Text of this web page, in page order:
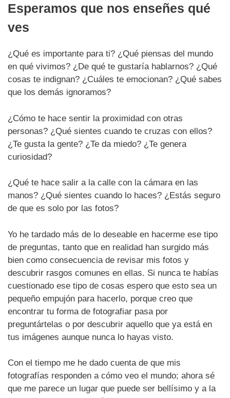
Esperamos que nos enseñes qué
ves
¿Qué es importante para ti? ¿Qué piensas del mundo
en qué vivimos? ¿De qué te gustaría hablarnos? ¿Qué
cosas te indignan? ¿Cuáles te emocionan? ¿Qué sabes
que los demás ignoramos?
¿Cómo te hace sentir la proximidad con otras
personas? ¿Qué sientes cuando te cruzas con ellos?
¿Te gusta la gente? ¿Te da miedo? ¿Te genera
curiosidad?
¿Qué te hace salir a la calle con la cámara en las
manos? ¿Qué sientes cuando lo haces? ¿Estás seguro
de que es solo por las fotos?
Yo he tardado más de lo deseable en hacerme ese tipo
de preguntas, tanto que en realidad han surgido más
bien como consecuencia de revisar mis fotos y
descubrir rasgos comunes en ellas. Si nunca te habías
cuestionado ese tipo de cosas espero que esto sea un
pequeño empujón para hacerlo, porque creo que
encontrar tu forma de fotografiar pasa por
preguntártelas o por descubrir aquello que ya está en
tus imágenes aunque nunca lo hayas visto.
Con el tiempo me he dado cuenta de que mis
fotografías responden a cómo veo el mundo; ahora sé
que me parece un lugar que puede ser bellísimo y a la